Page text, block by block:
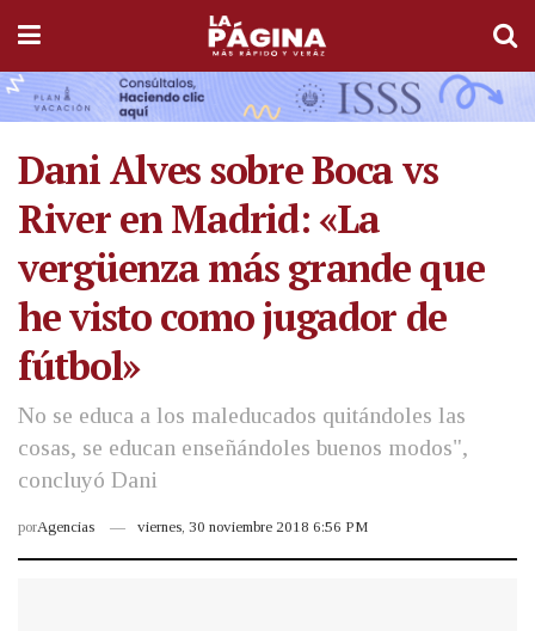
Dani Alves sobre Boca vs
River en Madrid: «La
vergüenza más grande que
he visto como jugador de
fútbol»
No se educa a los maleducados quitándoles las
cosas, se educan enseñándoles buenos modos",
concluyó Dani
porAgencias viernes, 30 noviembre 2018 6:56 PM